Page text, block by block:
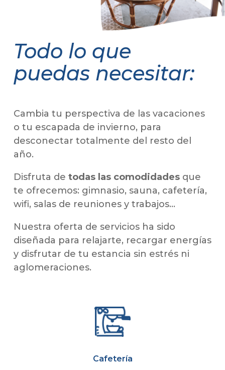
Todo lo que
puedas necesitar:
Cambia tu perspectiva de las vacaciones
o tu escapada de invierno, para
desconectar totalmente del resto del
año.
Disfruta de todas las comodidadesque
te ofrecemos: gimnasio, sauna, cafetería,
wifi, salas de reuniones y trabajos…
Nuestra oferta de servicios ha sido
diseñada para relajarte, recargar energías
y disfrutar de tu estancia sin estrés ni
aglomeraciones.
Cafetería